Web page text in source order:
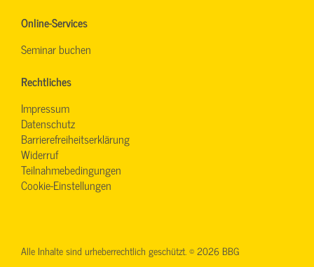
Online-Services
Seminar buchen
Rechtliches
Impressum
Datenschutz
Barrierefreiheitserklärung
Widerruf
Teilnahmebedingungen
Cookie-Einstellungen
Alle Inhalte sind urheberrechtlich geschützt. © 2026 BBG